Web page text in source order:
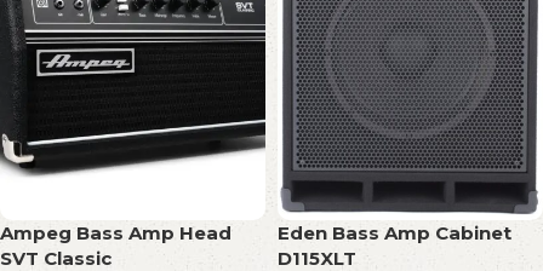
Ampeg Bass Amp Head
SVT Classic
Eden Bass Amp Cabinet
D115XLT